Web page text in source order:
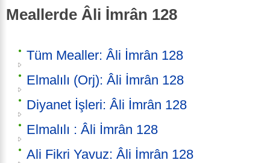
Meallerde Âli İmrân 128
Tüm Mealler: Âli İmrân 128
Elmalılı (Orj): Âli İmrân 128
Diyanet İşleri: Âli İmrân 128
Elmalılı : Âli İmrân 128
Ali Fikri Yavuz: Âli İmrân 128